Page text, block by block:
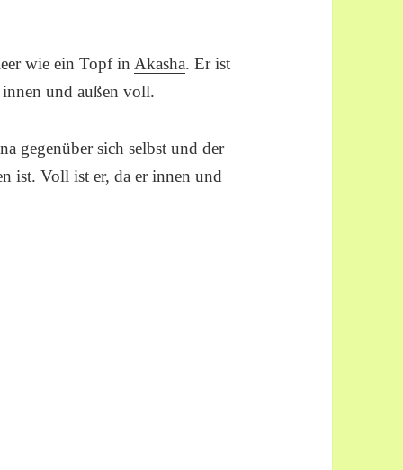
wie ein Topf in Akasha. Er ist
und außen voll.
gegenüber sich selbst und der
ist. Voll ist er, da er innen und